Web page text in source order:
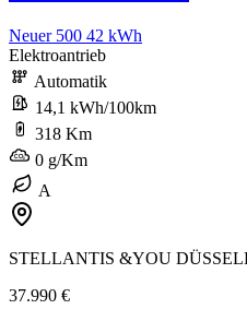
Neuer 500 42 kWh
Elektroantrieb
Automatik
14,1 kWh/100km
318 Km
0 g/Km
A
STELLANTIS &YOU
37.990 €